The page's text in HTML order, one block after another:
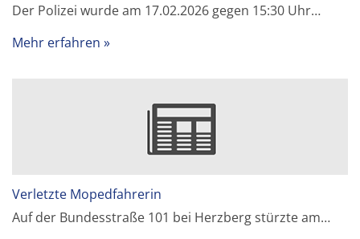
Der Polizei wurde am 17.02.2026 gegen 15:30 Uhr…
Mehr erfahren
Verletzte Mopedfahrerin
Auf der Bundesstraße 101 bei Herzberg stürzte am…